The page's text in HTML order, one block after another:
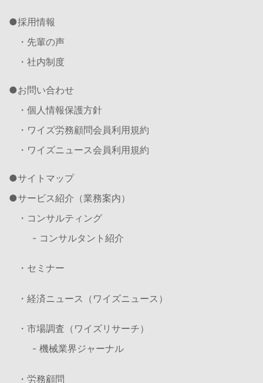
採用情報
・先輩の声
・社内制度
お問い合わせ
・個人情報保護方針
・ワイズ労務顧問会員利用規約
・ワイズニュース会員利用規約
サイトマップ
サービス紹介（業務案内）
・コンサルティング
- コンサルタント紹介
・セミナー
・経済ニュース（ワイズニュース）
・市場調査（ワイズリサーチ）
- 機械業界ジャーナル
・労務顧問